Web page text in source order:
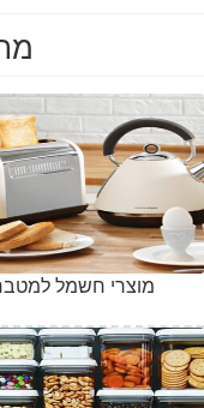
מוצרי חשמל